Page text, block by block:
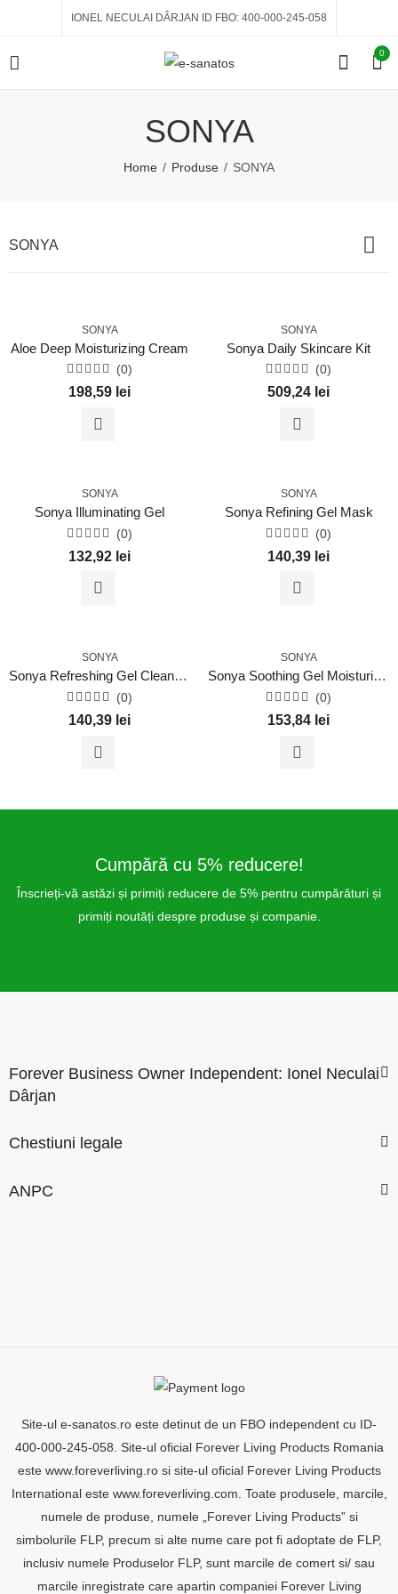
IONEL NECULAI DÂRJAN ID FBO: 400-000-245-058
0
SONYA
Home Produse SONYA
SONYA
SONYA
Aloe Deep Moisturizing Cream
Evaluat
la
(0)
198,59 lei
SONYA
Sonya Daily Skincare Kit
Evaluat
la
(0)
509,24 lei
SONYA
Sonya Illuminating Gel
Evaluat
la
(0)
132,92 lei
SONYA
Sonya Refining Gel Mask
Evaluat
la
(0)
140,39 lei
SONYA
Sonya Refreshing Gel Cleanser
Evaluat
la
(0)
140,39 lei
SONYA
Sonya Soothing Gel Moisturizer
Evaluat
la
(0)
153,84 lei
Cumpără cu 5% reducere!
Înscrieți-vă astăzi și primiți reducere de 5% pentru cumpărături și
primiți noutăți despre produse și companie.
Forever Business Owner Independent: Ionel Neculai
Dârjan
Chestiuni legale
ANPC
Site-ul e-sanatos.ro este detinut de un FBO independent cu ID-
400-000-245-058. Site-ul oficial Forever Living Products Romania
este www.foreverliving.ro si site-ul oficial Forever Living Products
International este www.foreverliving.com. Toate produsele, marcile,
numele de produse, numele „Forever Living Products” si
simbolurile FLP, precum si alte nume care pot fi adoptate de FLP,
inclusiv numele Produselor FLP, sunt marcile de comert si/ sau
marcile inregistrate care apartin companiei Forever Living